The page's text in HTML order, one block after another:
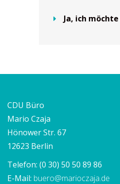
Ja, ich
CDU Büro
Mario Czaja
Hönower Str. 67
12623 Berlin
Telefon: (0 30) 50 50 89 86
E-Mail: buero@marioczaja.de